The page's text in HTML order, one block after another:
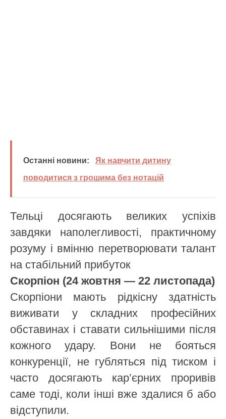
Останні новини:
Як навчити дитину
поводитися з грошима без нотацій
Тельці досягають великих успіхів
завдяки наполегливості, практичному
розуму і вмінню перетворювати талант
на стабільний прибуток
Скорпіон (24 жовтня — 22 листопада)
Скорпіони мають рідкісну здатність
виживати у складних професійних
обставинах і ставати сильнішими після
кожного удару. Вони не бояться
конкуренції, не губляться під тиском і
часто досягають кар’єрних проривів
саме тоді, коли інші вже здалися б або
відступили.